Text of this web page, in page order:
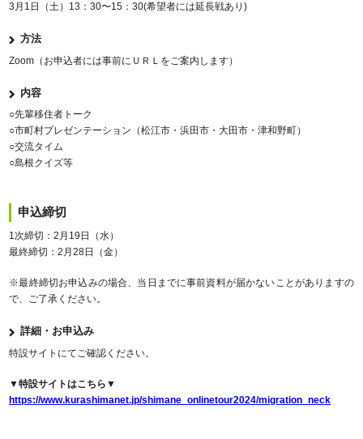
3月1日（土）13：30〜15：30(希望者には延長戦あり)
方法
Zoom（お申込者には事前にＵＲＬをご案内します）
内容
○先輩移住者トーク
○市町村プレゼンテーション（松江市・浜田市・大田市・津和野町）
○交流タイム
○島根クイズ等
申込締切
1次締切：2月19日（水）
最終締切：2月28日（金）
※最終締切お申込みの場合、当日までに事前資料が届かないことがありますの
で、ご了承ください。
詳細・お申込み
特設サイトにてご確認ください。
▼特設サイトはこちら▼
https://www.kurashimanet.jp/shimane_onlinetour2024/migration_neck